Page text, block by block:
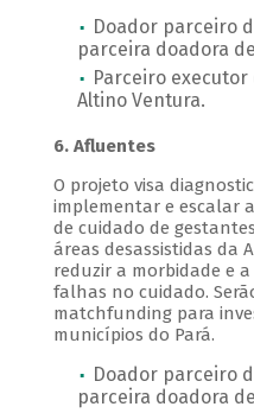
Doador parceiro
parceira doadora
Parceiro
Altino Ventura.
6. Afluentes
O projeto visa
implementar e escalar
de cuidado de
áreas desassistidas da
reduzir a morbidade e
falhas no cuidado.
matchfunding para
municípios do Pará.
Doador parceiro
parceira doadora